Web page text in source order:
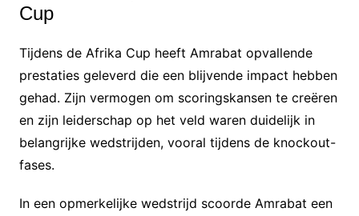
Cup
Tijdens de Afrika Cup heeft Amrabat opvallende
prestaties geleverd die een blijvende impact hebben
gehad. Zijn vermogen om scoringskansen te creëren
en zijn leiderschap op het veld waren duidelijk in
belangrijke wedstrijden, vooral tijdens de knockout-
fases.
In een opmerkelijke wedstrijd scoorde Amrabat een